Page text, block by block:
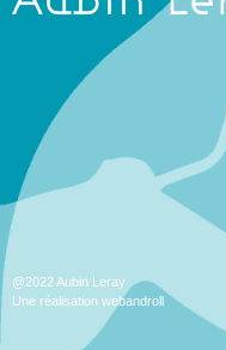
@2022 Aubin Leray
Une réalisation webandroll